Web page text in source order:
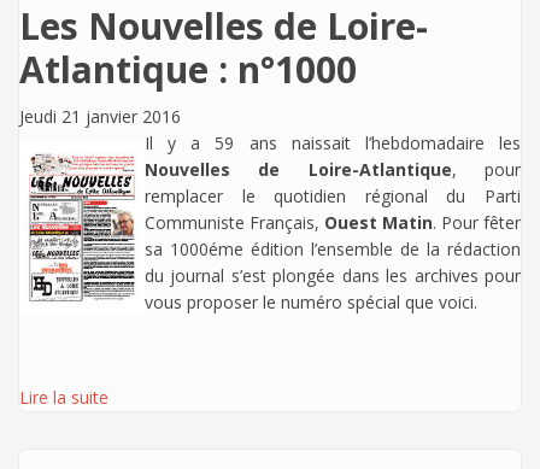
Les Nouvelles de Loire-
Atlantique : n°1000
Jeudi 21 janvier 2016
Il y a 59 ans naissait l’hebdomadaire les
Nouvelles de Loire-Atlantique, pour
remplacer le quotidien régional du Parti
Communiste Français, Ouest Matin. Pour fêter
sa 1000éme édition l’ensemble de la rédaction
du journal s’est plongée dans les archives pour
vous proposer le numéro spécial que voici.
Lire la suite